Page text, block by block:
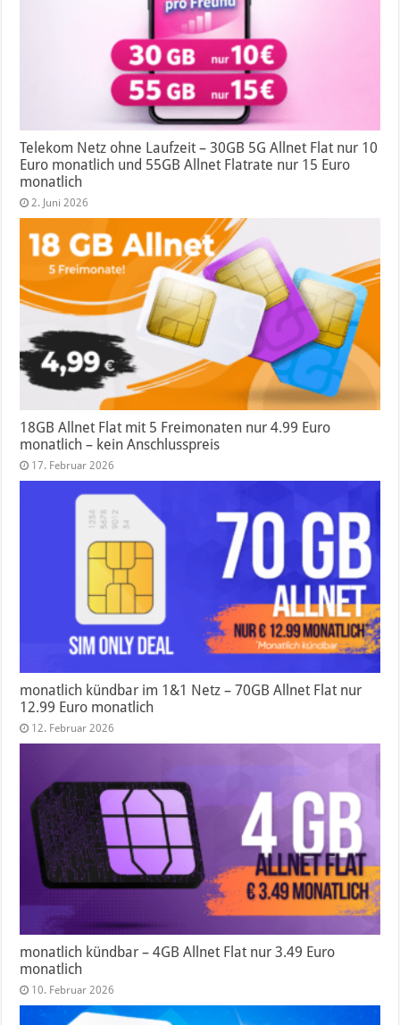
Telekom Netz ohne Laufzeit – 30GB 5G Allnet Flat nur 10
Euro monatlich und 55GB Allnet Flatrate nur 15 Euro
monatlich
2. Juni 2026
18GB Allnet Flat mit 5 Freimonaten nur 4.99 Euro
monatlich – kein Anschlusspreis
17. Februar 2026
monatlich kündbar im 1&1 Netz – 70GB Allnet Flat nur
12.99 Euro monatlich
12. Februar 2026
monatlich kündbar – 4GB Allnet Flat nur 3.49 Euro
monatlich
10. Februar 2026